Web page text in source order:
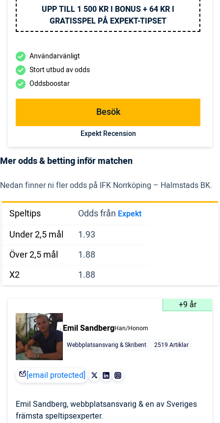
UPP TILL 1 500 KR I BONUS + 64 KR I
GRATISSPEL PÅ EXPEKT-TIPSET
Användarvänligt
Stort utbud av odds
Oddsboostar
Besök
Expekt Recension
Mer odds & betting inför matchen
Nedan finner ni fler odds på IFK Norrköping – Halmstads BK.
Speltips Odds från Expekt
Under 2,5 mål
1.93
Över 2,5 mål
1.88
X2
1.88
+9 år
Emil SandbergHan/Honom
Webbplatsansvarig & Skribent
2519 Artiklar
[email protected]
Emil Sandberg, webbplatsansvarig & en av Sveriges
främsta speltipsexperter.